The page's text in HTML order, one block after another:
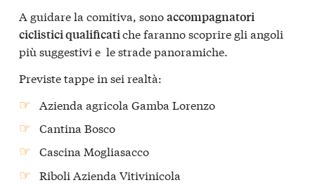
A guidare la comitiva, sonoaccompagnatori
ciclistici qualificatiche faranno scoprire gli angoli
più suggestivi e le strade panoramiche.
Previste tappe in sei realtà:
Azienda agricola Gamba Lorenzo
Cantina Bosco
Cascina Mogliasacco
Riboli Azienda Vitivinicola